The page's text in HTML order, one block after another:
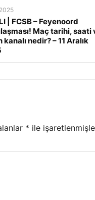
| FCSB – Feyenoord
Maç tarihi, saati
kanalı nedir? – 11 Aralık
* ile